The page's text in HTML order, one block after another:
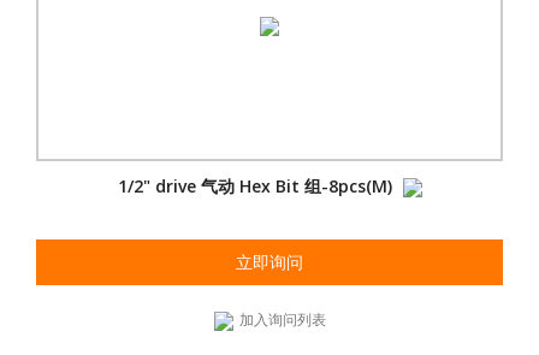
1/2" drive 气动 Hex Bit 组-8pcs(M)
立即询问
加入询问列表